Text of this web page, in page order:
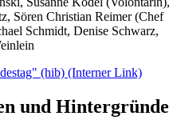
Sören Christian Reimer (Chef
Schmidt, Denise Schwarz,
(hib) (Interner Link)
und Hintergründe